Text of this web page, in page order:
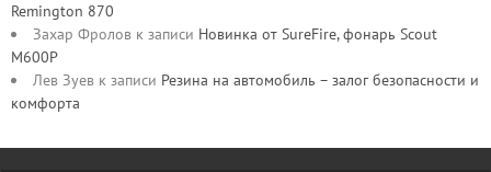
Remington 870
Захар Фролов к записи Новинка от SureFire, фонарь Scout
M600P
Лев Зуев к записи Резина на автомобиль – залог безопасности и
комфорта